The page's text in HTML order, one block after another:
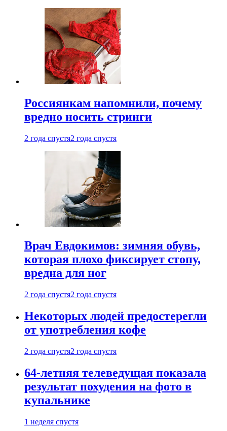
Россиянкам напомнили, почему
вредно носить стринги
2 года спустя2 года спустя
Врач Евдокимов: зимняя обувь,
которая плохо фиксирует стопу,
вредна для ног
2 года спустя2 года спустя
Некоторых людей предостерегли
от употребления кофе
2 года спустя2 года спустя
64-летняя телеведущая показала
результат похудения на фото в
купальнике
1 неделя спустя